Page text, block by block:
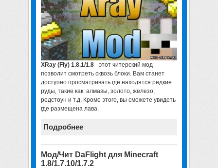
XRay (Fly) 1.8.1/1.8 - этот читерский мод
позволит смотреть сквозь блоки. Вам станет
доступно просматривать где находятся редкие
руды, такие как: алмазы, золото, железо,
редстоун и т.д. Кроме этого, вы сможете увидеть
где размещена лава.
Подробнее
Мод/Чит DaFlight для Minecraft
1.8/1.7.10/1.7.2